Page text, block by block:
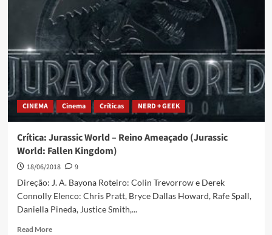
CINEMA Cinema Críticas NERD + GEEK
Crítica: Jurassic World – Reino Ameaçado (Jurassic
World: Fallen Kingdom)
18/06/2018
9
Direção: J. A. Bayona Roteiro: Colin Trevorrow e Derek
Connolly Elenco: Chris Pratt, Bryce Dallas Howard, Rafe Spall,
Daniella Pineda, Justice Smith,...
Read More